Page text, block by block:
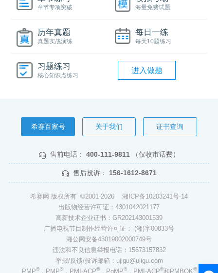
章节专项突破 海量免费试题
历年真题
真题实战演练
每日一练
每天10题练习
习题练习
核心知识点练习
进入做题
希赛百家号 关于我们 证书查询
售前电话： 400-111-9811 （仅收市话费）
售后投诉： 156-1612-8671
希赛网 版权所有 ©2001-2026 湘ICP备10203241号-14
出版物经营许可证：4301042021177
高新技术企业证书：GR202143001539
广播电视节目制作经营许可证： (湘)字00833号
湘公网安备43019002000749号
违法和不良信息举报电话：15673157832
举报/反馈/投诉邮箱：ujigu@ujigu.com
PMP®，PMP®，PMI-ACP®，PgMP®，PMI-ACP®和PMBOK®